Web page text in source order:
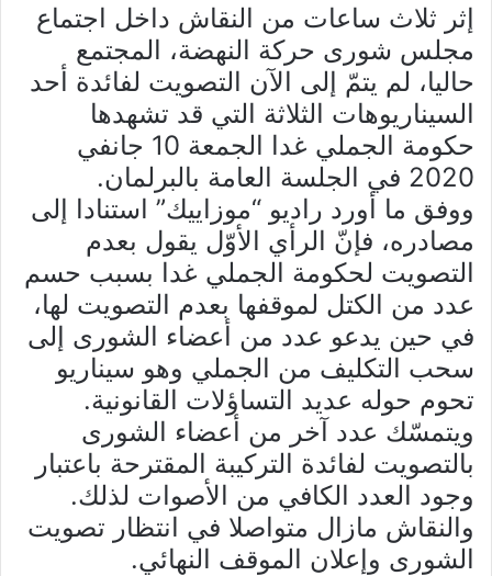
إثر ثلاث ساعات من النقاش داخل اجتماع
مجلس شورى حركة النهضة، المجتمع
حاليا، لم يتمّ إلى الآن التصويت لفائدة أحد
السيناريوهات الثلاثة التي قد تشهدها
حكومة الجملي غدا الجمعة 10 جانفي
2020 في الجلسة العامة بالبرلمان.
ووفق ما أورد راديو “موزاييك” استنادا إلى
مصادره، فإنّ الرأي الأوّل يقول بعدم
التصويت لحكومة الجملي غدا بسبب حسم
عدد من الكتل لموقفها بعدم التصويت لها،
في حين يدعو عدد من أعضاء الشورى إلى
سحب التكليف من الجملي وهو سيناريو
تحوم حوله عديد التساؤلات القانونية.
ويتمسّك عدد آخر من أعضاء الشورى
بالتصويت لفائدة التركيبة المقترحة باعتبار
وجود العدد الكافي من الأصوات لذلك.
والنقاش مازال متواصلا في انتظار تصويت
الشورى وإعلان الموقف النهائي.